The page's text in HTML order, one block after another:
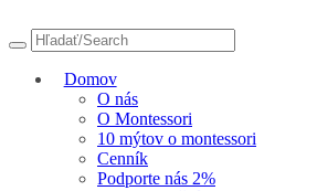
Domov
O nás
O Montessori
10 mýtov o montessori
Cenník
Podporte nás 2%